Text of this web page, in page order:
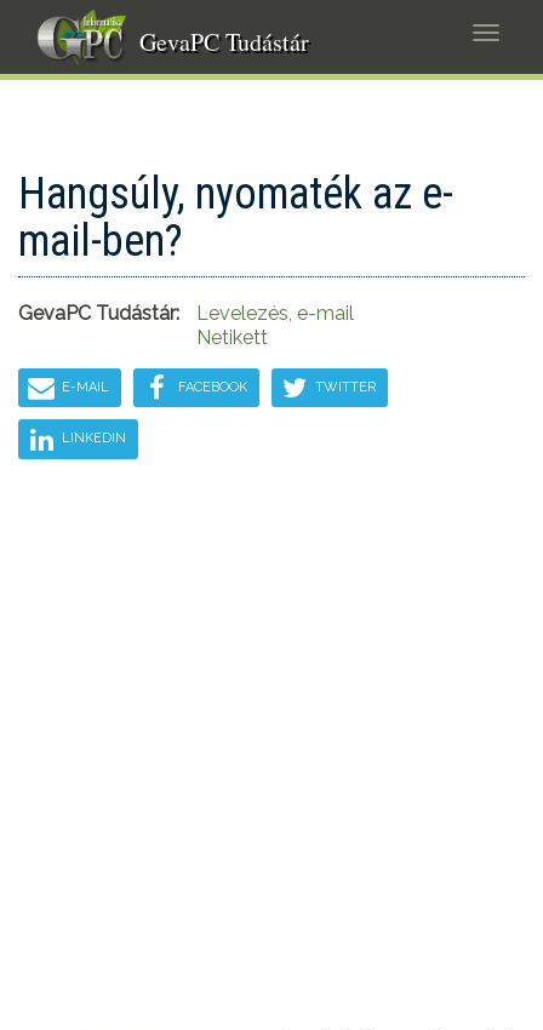
tartalomra
GevaPC Tudástár
Hangsúly, nyomaték az e-
mail-ben?
GevaPC Tudástár:
Levelezés, e-mail
Netikett
E-MAIL FACEBOOK TWITTER
LINKEDIN